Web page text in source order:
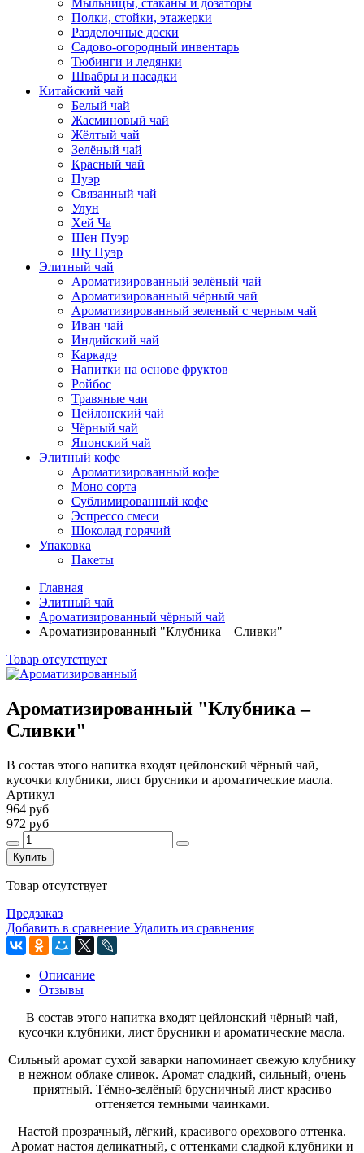
Мыльницы, стаканы и дозаторы
Полки, стойки, этажерки
Разделочные доски
Садово-огородный инвентарь
Тюбинги и ледянки
Швабры и насадки
Китайский чай
Белый чай
Жасминовый чай
Жёлтый чай
Зелёный чай
Красный чай
Пуэр
Связанный чай
Улун
Хей Ча
Шен Пуэр
Шу Пуэр
Элитный чай
Ароматизированный зелёный чай
Ароматизированный чёрный чай
Ароматизированный зеленый с черным чай
Иван чай
Индийский чай
Каркадэ
Напитки на основе фруктов
Ройбос
Травяные чаи
Цейлонский чай
Чёрный чай
Японский чай
Элитный кофе
Ароматизированный кофе
Моно сорта
Сублимированный кофе
Эспрессо смеси
Шоколад горячий
Упаковка
Пакеты
Главная
Элитный чай
Ароматизированный чёрный чай
Ароматизированный "Клубника – Сливки"
Товар отсутствует
Ароматизированный "Клубника –
Сливки"
В состав этого напитка входят цейлонский чёрный чай,
кусочки клубники, лист брусники и ароматические масла.
Артикул
964 руб
972 руб
Купить
Товар отсутствует
Предзаказ
Добавить в сравнение Удалить из сравнения
Описание
Отзывы
В состав этого напитка входят цейлонский чёрный чай,
кусочки клубники, лист брусники и ароматические масла.
Сильный аромат сухой заварки напоминает свежую клубнику
в нежном облаке сливок. Аромат сладкий, сильный, очень
приятный. Тёмно-зелёный брусничный лист красиво
оттеняется темными чаинками.
Настой прозрачный, лёгкий, красивого орехового оттенка.
Аромат настоя деликатный, с оттенками сладкой клубники и